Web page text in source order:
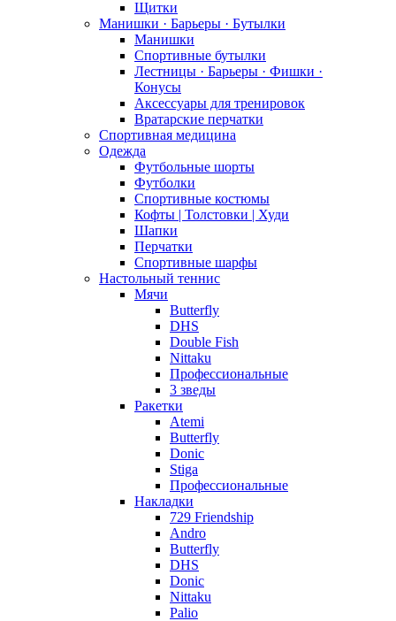
Щитки
Манишки · Барьеры · Бутылки
Манишки
Спортивные бутылки
Лестницы · Барьеры · Фишки ·
Конусы
Аксессуары для тренировок
Вратарские перчатки
Спортивная медицина
Одежда
Футбольные шорты
Футболки
Спортивные костюмы
Кофты | Толстовки | Худи
Шапки
Перчатки
Спортивные шарфы
Настольный теннис
Мячи
Butterfly
DHS
Double Fish
Nittaku
Профессиональные
3 зведы
Ракетки
Atemi
Butterfly
Donic
Stiga
Профессиональные
Накладки
729 Friendship
Andro
Butterfly
DHS
Donic
Nittaku
Palio